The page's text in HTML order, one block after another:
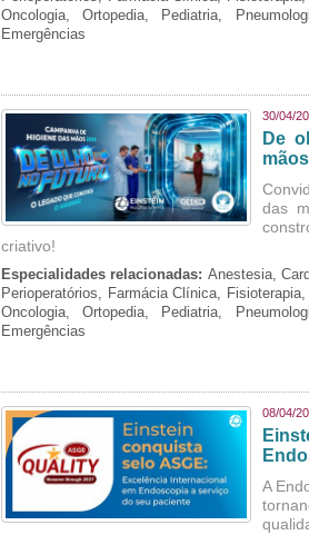
Oncologia, Ortopedia, Pediatria,
Emergências
30/04/
De
das
criativo!
Especialidades relacionadas: Anestesia,
Perioperatórios, Farmácia Clínica,
Oncologia, Ortopedia, Pediatria,
Emergências
08/04/
A